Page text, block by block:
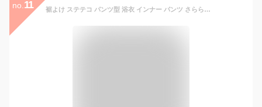
no. 11 裾よけ ステテコ パンツ型 浴衣 インナー パンツ さららビューティー 【全2色 M-L】 ｜ 夏用 ステテコ ローライズ 和装 肌着 東レ 透けない ベージュ 白 レディース